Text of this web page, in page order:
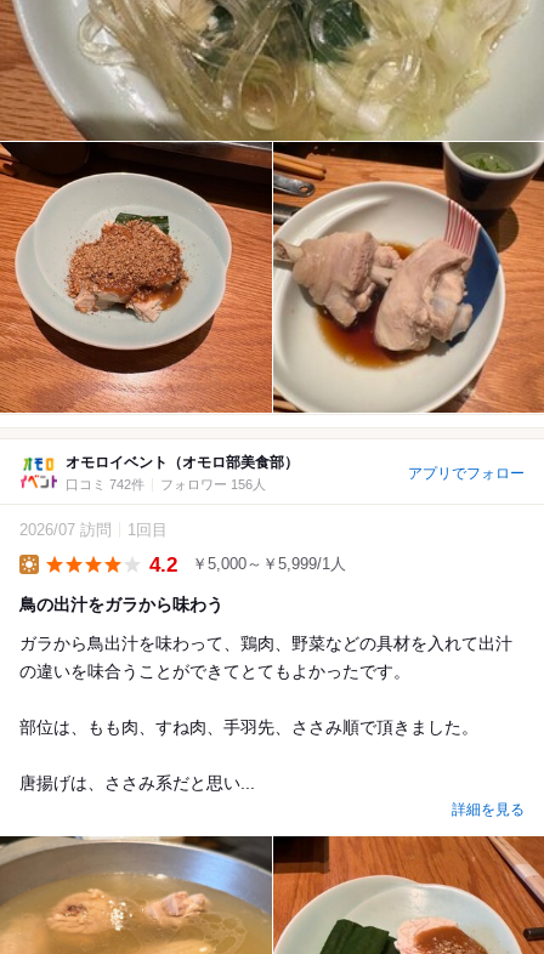
オモロイベント（オモロ部美食部）
口コミ 742件 フォロワー 156人
アプリでフォロー
2026/07 訪問 1回目
4.2 ￥5,000～￥5,999/1人
鳥の出汁をガラから味わう
ガラから鳥出汁を味わって、鶏肉、野菜などの具材を入れて出汁
の違いを味合うことができてとてもよかったです。
部位は、もも肉、すね肉、手羽先、ささみ順で頂きました。
唐揚げは、ささみ系だと思い...
詳細を見る